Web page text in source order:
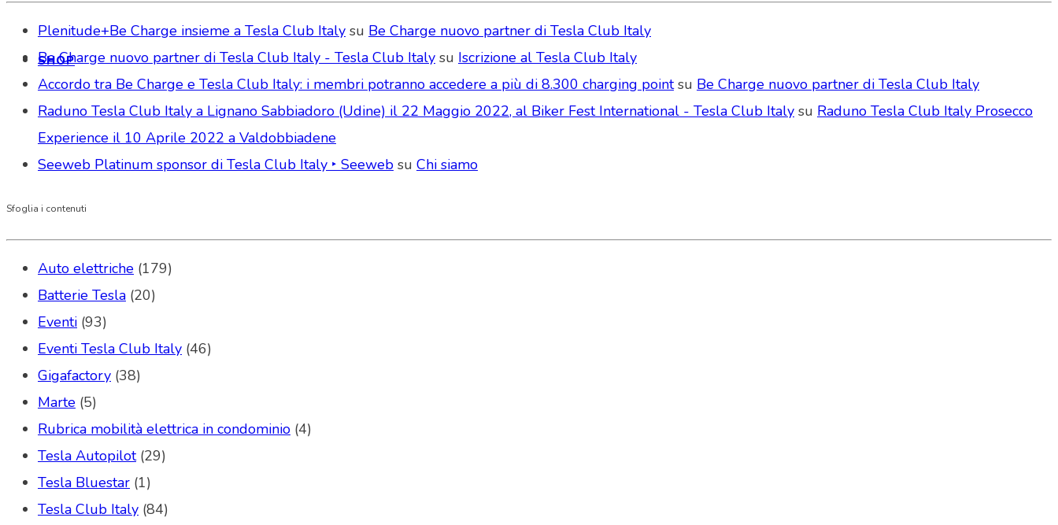
SHOP
Plenitude+Be Charge insieme a Tesla Club Italy su Be Charge nuovo partner di Tesla Club Italy
Be Charge nuovo partner di Tesla Club Italy - Tesla Club Italy su Iscrizione al Tesla Club Italy
Accordo tra Be Charge e Tesla Club Italy: i membri potranno accedere a più di 8.300 charging pointsu Be Charge nuovo partner di Tesla Club Italy
Raduno Tesla Club Italy a Lignano Sabbiadoro (Udine) il 22 Maggio 2022, al Biker Fest International - Tesla Club Italy su Raduno Tesla Club Italy Prosecco
Experience il 10 Aprile 2022 a Valdobbiadene
Seeweb Platinum sponsor di Tesla Club Italy ‣ Seeweb su Chi siamo
Sfoglia i contenuti
Auto elettriche (179)
Batterie Tesla (20)
Eventi (93)
Eventi Tesla Club Italy (46)
Gigafactory (38)
Marte (5)
Rubrica mobilità elettrica in condominio (4)
Tesla Autopilot(29)
Tesla Bluestar (1)
Tesla Club Italy (84)